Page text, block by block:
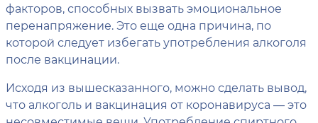
факторов, способных вызвать эмоциональное
перенапряжение. Это еще одна причина, по
которой следует избегать употребления алкоголя
после вакцинации.
Исходя из вышесказанного, можно сделать вывод,
что алкоголь и вакцинация от коронавируса — это